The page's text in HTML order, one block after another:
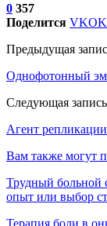
0 357
Поделится VK
Предыдущая
Однофотонный
Следующая запись
Агент
Вам также могут
Трудный больной
опыт или выбор
Терапия боли в